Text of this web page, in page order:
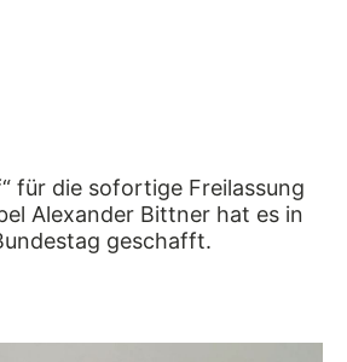
für die sofortige Freilassung
Alexander Bittner hat es in
geschafft.